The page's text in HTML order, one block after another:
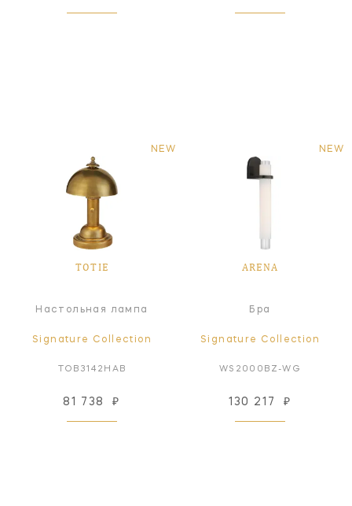
NEW
TOTIE
Настольная лампа
Signature Collection
TOB3142HAB
81 738 ₽
NEW
ARENA
Бра
Signature Collection
WS2000BZ-WG
130 217 ₽